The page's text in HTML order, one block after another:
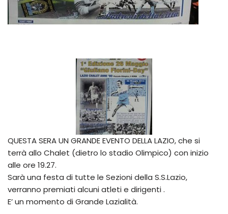
QUESTA SERA UN GRANDE EVENTO DELLA LAZIO, che si
terrà allo Chalet (dietro lo stadio Olimpico) con inizio
alle ore 19.27.
Sarà una festa di tutte le Sezioni della S.S.Lazio,
verranno premiati alcuni atleti e dirigenti .
E’ un momento di Grande Lazialità.